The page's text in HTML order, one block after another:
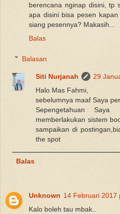
berencana nginap disini, tp
apa disini bisa pesen
siang pesennya? Makasih...
Balas
Balasan
Siti Nurjanah
29
Halo Mas Fahmi,
sebelumnya maaf Saya
Sepengetahuan Saya
memberlakukan sistem
sampaikan di
the spot
Balas
Unknown 14 Februari 2017
Kalo boleh tau mbak..